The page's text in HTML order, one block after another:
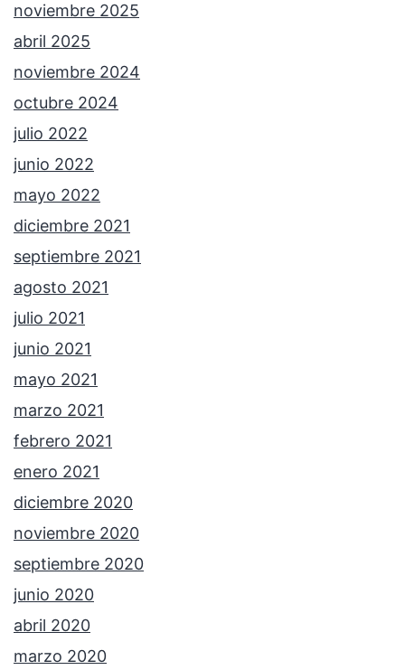
noviembre 2025
abril 2025
noviembre 2024
octubre 2024
julio 2022
junio 2022
mayo 2022
diciembre 2021
septiembre 2021
agosto 2021
julio 2021
junio 2021
mayo 2021
marzo 2021
febrero 2021
enero 2021
diciembre 2020
noviembre 2020
septiembre 2020
junio 2020
abril 2020
marzo 2020